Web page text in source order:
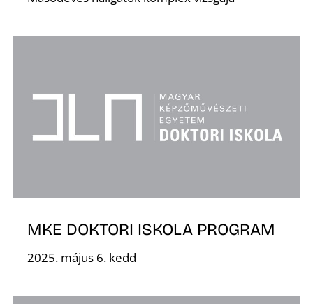
MKE DOKTORI ISKOLA PROGRAM
2025. május 6. kedd